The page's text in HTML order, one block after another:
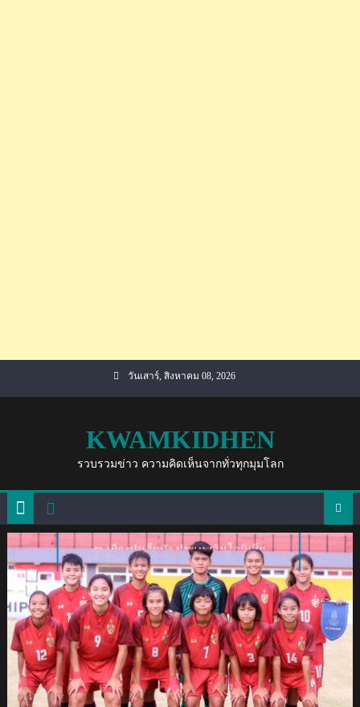
วันเสาร์, สิงหาคม 08, 2026
KWAMKIDHEN
รวบรวมข่าว ความคิดเห็นจากทั่วทุกมุมโลก